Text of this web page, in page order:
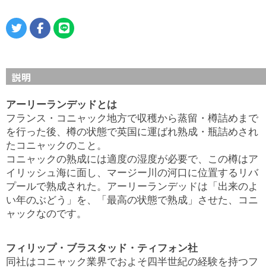
説明
アーリーランデッドとは
フランス・コニャック地方で収穫から蒸留・樽詰めまで
を行った後、樽の状態で英国に運ばれ熟成・瓶詰めされ
たコニャックのこと。
コニャックの熟成には適度の湿度が必要で、この樽はア
イリッシュ海に面し、マージー川の河口に位置するリバ
プールで熟成された。アーリーランデッドは「出来のよ
い年のぶどう」を、「最高の状態で熟成」させた、コニ
ャックなのです。
フィリップ・ブラスタッド・ティフォン社
同社はコニャック業界でおよそ四半世紀の経験を持つフ